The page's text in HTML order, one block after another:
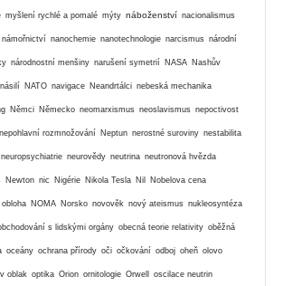
myšlení rychlé a pomalé mýty náboženství nacionalismus
námořnictví nanochemie nanotechnologie narcismus národní
národnostní menšiny narušení symetrií NASA Nashův
násilí NATO navigace Neandrtálci nebeská mechanika
Němci Německo neomarxismus neoslavismus nepoctivost
nepohlavní rozmnožování Neptun nerostné suroviny nestabilita
neuropsychiatrie neurovědy neutrina neutronová hvězda
Newton nic Nigérie Nikola Tesla Nil Nobelova cena
NOMA Norsko novověk nový ateismus nukleosyntéza
s lidskými orgány obecná teorie relativity oběžná
oceány ochrana přírody oči očkování odboj oheň olovo
oblak optika Orion ornitologie Orwell oscilace neutrin